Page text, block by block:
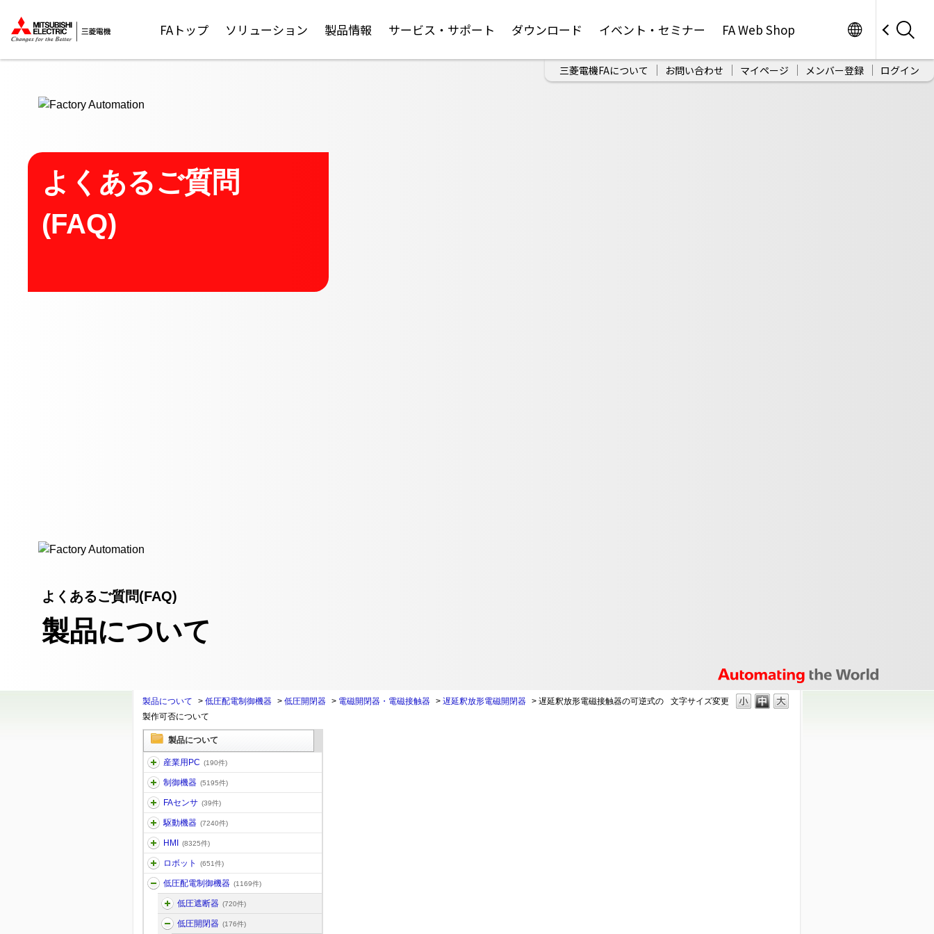
FAトップ ソリューション 製品情報 サービス・サポート ダウンロード イベント・セミナー FA Web Shop
三菱電機FAについて お問い合わせ マイページ メンバー登録 ログイン
よくあるご質問
(FAQ)
よくあるご質問(FAQ)
製品について
文字サイズ変更
製品について > 低圧配電制御機器 > 低圧開閉器 > 電磁開閉器・電磁接触器 > 遅延釈放形電磁開閉器 > 遅延釈放形電磁接触器の可逆式の
製作可否について
製品について
産業用PC (190件)
制御機器 (5195件)
FAセンサ (39件)
駆動機器 (7240件)
HMI (8325件)
ロボット (651件)
低圧配電制御機器 (1169件)
低圧遮断器 (720件)
低圧開閉器 (176件)